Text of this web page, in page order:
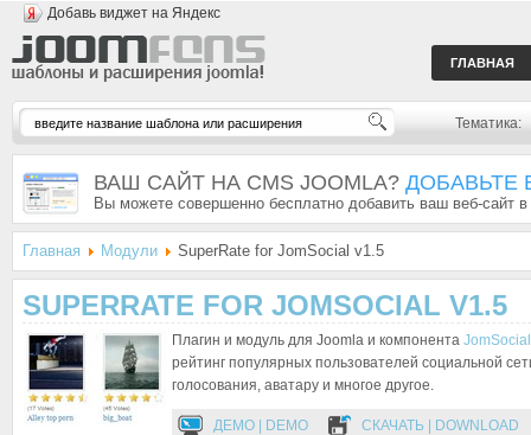
Добавь виджет на Яндекс
ГЛАВНАЯ
Тематика:
ВАШ САЙТ НА CMS JOOMLA? ДОБАВЬТЕ
Вы можете совершенно бесплатно добавить ваш веб-сайт
Главная Модули SuperRate for JomSocial v1.5
SUPERRATE FOR JOMSOCIAL V1.5
Плагин и модуль для Joomla и компонента JomSocial
рейтинг популярных пользователей социальной
голосования, аватару и многое другое.
ДЕМО | DEMO СКАЧАТЬ | DOWNLOAD